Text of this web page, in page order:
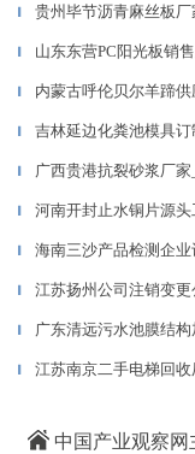
▎ 贵州毕节沥青麻丝板
▎ 山东东营PC阳光板销
▎ 内蒙古呼伦贝尔羊蹄
▎ 吉林延边化粪池模具
▎ 广西贵港抗裂砂浆厂
▎ 河南开封止水铜片源
▎ 海南三沙产品检测企
▎ 江苏扬州公司注销变
▎ 广东清远污水池膜结
▎ 江苏南京二手电梯回
中国产业观察网